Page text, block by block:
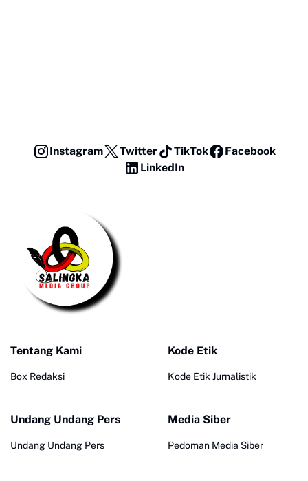
Instagram Twitter TikTok
Facebook
LinkedIn
Tentang Kami
Box Redaksi
Kode Etik
Kode Etik Jurnalistik
Undang Undang Pers
Undang Undang Pers
Media Siber
Pedoman Media Siber